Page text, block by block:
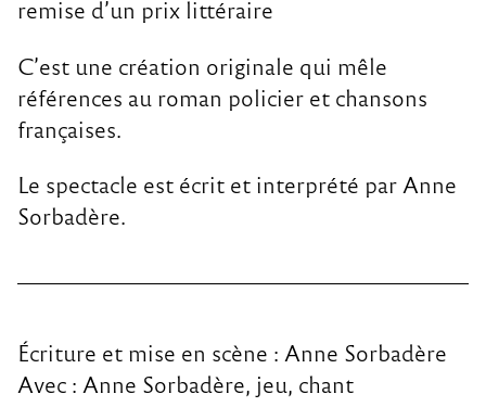
remise d’un prix littéraire
C’est une création originale qui mêle
références au roman policier et chansons
françaises.
Le spectacle est écrit et interprété par Anne
Sorbadère.
Écriture et mise en scène : Anne Sorbadère
Avec : Anne Sorbadère, jeu, chant